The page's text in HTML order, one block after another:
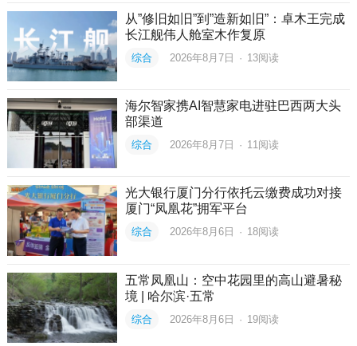
从”修旧如旧”到”造新如旧”：卓木王完成
长江舰伟人舱室木作复原
综合 2026年8月7日 · 13阅读
海尔智家携AI智慧家电进驻巴西两大头
部渠道
综合 2026年8月7日 · 11阅读
光大银行厦门分行依托云缴费成功对接
厦门“凤凰花”拥军平台
综合 2026年8月6日 · 18阅读
五常凤凰山：空中花园里的高山避暑秘
境 | 哈尔滨·五常
综合 2026年8月6日 · 19阅读